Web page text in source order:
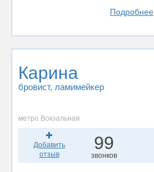
Подробнее
Карина
бровист, ламимейкер
метро Вокзальная
Добавить
отзыв
99
звонков